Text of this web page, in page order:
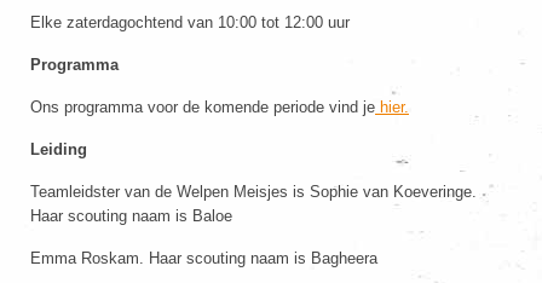
Elke zaterdagochtend van 10:00 tot 12:00 uur
Programma
Ons programma voor de komende periode vind je hier.
Leiding
Teamleidster van de Welpen Meisjes is Sophie van Koeveringe.
Haar scouting naam is Baloe
Emma Roskam. Haar scouting naam is Bagheera